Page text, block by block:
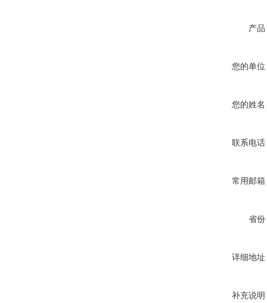
产品
您的单位
您的姓名
联系电话
常用邮箱
省份
详细地址
补充说明